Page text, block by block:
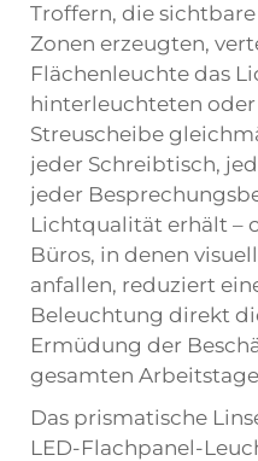
Troffern, die
Zonen erzeugten,
Flächenleuchte das
hinterleuchteten
Streuscheibe
jeder Schreibtisch,
jeder
Lichtqualität erhält –
Büros, in denen
anfallen, reduziert
Beleuchtung direkt
Ermüdung der
gesamten
Das prismatische
LED-Flachpanel-